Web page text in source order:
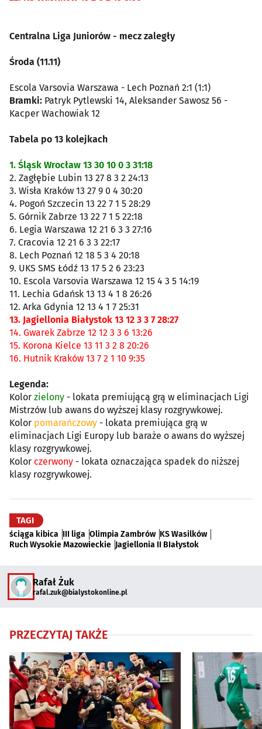
Centralna Liga Juniorów - mecz zaległy
Środa (11.11)
Escola Varsovia Warszawa - Lech Poznań 2:1 (1:1)
Bramki: Patryk Pytlewski 14, Aleksander Sawosz 56 -
Kacper Wachowiak 12
Tabela po 13 kolejkach
1. Śląsk Wrocław 13 30 10 0 3 31:18
2. Zagłębie Lubin 13 27 8 3 2 24:13
3. Wisła Kraków 13 27 9 0 4 30:20
4. Pogoń Szczecin 13 22 7 1 5 28:29
5. Górnik Zabrze 13 22 7 1 5 22:18
6. Legia Warszawa 12 21 6 3 3 27:16
7. Cracovia 12 21 6 3 3 22:17
8. Lech Poznań 12 18 5 3 4 20:18
9. UKS SMS Łódź 13 17 5 2 6 23:23
10. Escola Varsovia Warszawa 12 15 4 3 5 14:19
11. Lechia Gdańsk 13 13 4 1 8 26:26
12. Arka Gdynia 12 13 4 1 7 25:31
13. Jagiellonia Białystok 13 12 3 3 7 28:27
14. Gwarek Zabrze 12 12 3 3 6 13:26
15. Korona Kielce 13 11 3 2 8 20:26
16. Hutnik Kraków 13 7 2 1 10 9:35
Legenda:
Kolor zielony - lokata premiującą grą w eliminacjach Ligi
Mistrzów lub awans do wyższej klasy rozgrywkowej.
Kolor pomarańczowy - lokata premiująca grą w
eliminacjach Ligi Europy lub baraże o awans do wyższej
klasy rozgrywkowej.
Kolor czerwony - lokata oznaczająca spadek do niższej
klasy rozgrywkowej.
TAGI
ściąga kibica III liga Olimpia Zambrów KS Wasilków
Ruch Wysokie Mazowieckie Jagiellonia II BIałystok
Rafał Żuk
rafal.zuk@bialystokonline.pl
PRZECZYTAJ TAKŻE